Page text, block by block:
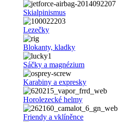
Skialpinismus
Lezečky
Blokanty, kladky
Sáčky a magnézium
Karabiny a expresky
Horolezecké helmy
Friendy a vklíněnce